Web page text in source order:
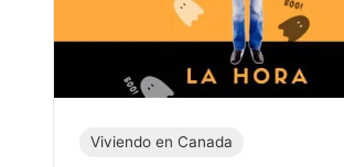
Viviendo en Canada